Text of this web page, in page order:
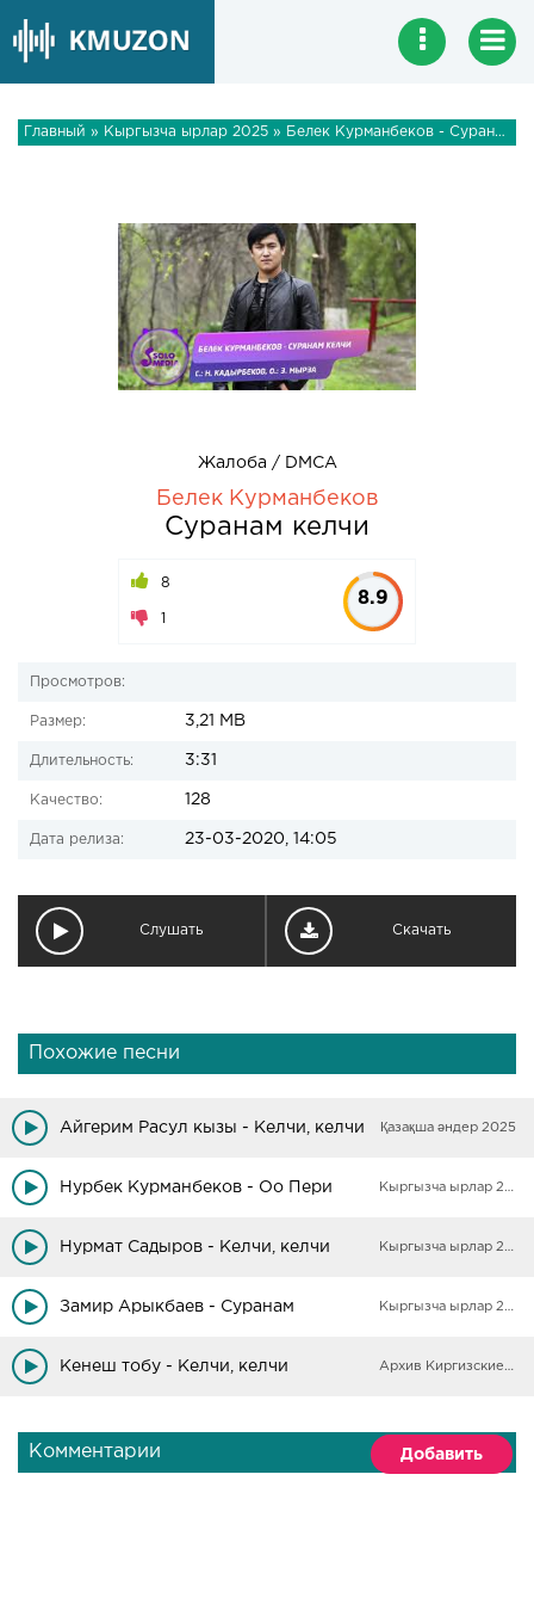
Главный » Кыргызча ырлар 2025 » Белек Курманбеков - Суранам келчи
Жалоба / DMCA
Белек Курманбеков
Суранам келчи
8
1
8.9
Просмотров:
Размер: 3,21 MB
Длительность: 3:31
Качество: 128
Дата релиза: 23-03-2020, 14:05
Слушать Скачать
Похожие песни
Айгерим Расул кызы - Келчи, келчи Қазақша әндер 2025
Нурбек Курманбеков - Оо Пери Кыргызча ырлар 2025
Нурмат Садыров - Келчи, келчи Кыргызча ырлар 2025
Замир Арыкбаев - Суранам Кыргызча ырлар 2025
Кенеш тобу - Келчи, келчи Архив Киргизские песни
Комментарии Добавить